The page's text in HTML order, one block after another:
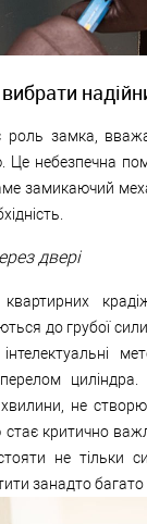
роль замка,
небезпечна
замикаючий
двері
до грубої
хвилини, не
критично
не тільки
занадто багато